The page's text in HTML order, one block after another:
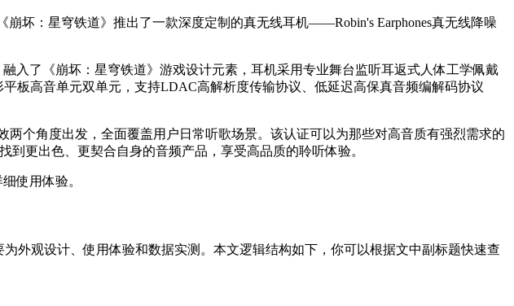
坏：星穹铁道》推出了一款深度定制的真无线耳机——Robin's Earphones真无线降噪
入了《崩坏：星穹铁道》游戏设计元素，耳机采用专业舞台监听耳返式人体工学佩戴
板高音单元‍双单元，支持LDAC高解析度传输协议、低延迟高保真音频编解码协议
两个角度出发，全面覆盖用户日常听歌场景。该认证可以为那些对高音质有强烈需求的
更出色、更契合自身的音频产品，享受高品质的聆听体验。
使用体验。
外观设计、使用体验和数据实测。本文逻辑结构如下，你可以根据文中副标题快速查